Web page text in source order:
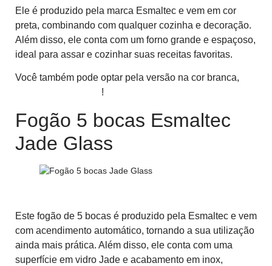
Ele é produzido pela marca Esmaltec e vem em cor
preta, combinando com qualquer cozinha e decoração.
Além disso, ele conta com um forno grande e espaçoso,
ideal para assar e cozinhar suas receitas favoritas.
Você também pode optar pela versão na cor branca,
!
Fogão 5 bocas Esmaltec
Jade Glass
Este fogão de 5 bocas é produzido pela Esmaltec e vem
com acendimento automático, tornando a sua utilização
ainda mais prática. Além disso, ele conta com uma
superfície em vidro Jade e acabamento em inox,